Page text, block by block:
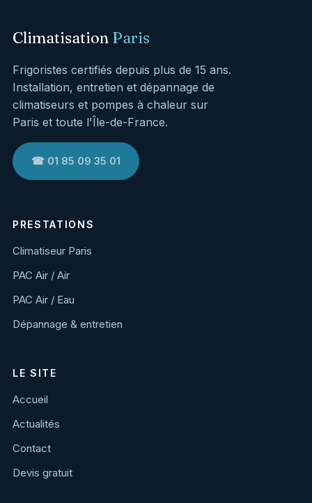
Climatisation Paris
Frigoristes certifiés depuis plus de 15 ans.
Installation, entretien et dépannage de
climatiseurs et pompes à chaleur sur
Paris et toute l'Île-de-France.
☎ 01 85 09 35 01
PRESTATIONS
Climatiseur Paris
PAC Air / Air
PAC Air / Eau
Dépannage & entretien
LE SITE
Accueil
Actualités
Contact
Devis gratuit